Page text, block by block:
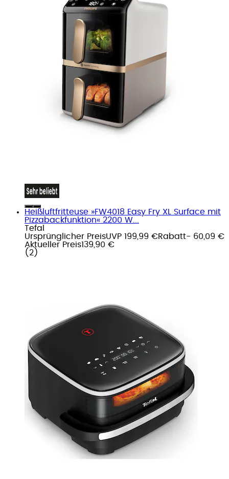
Heißluftfritteuse »FW4018 Easy Fry XL Surface mit
Pizzabackfunktion« 2200 W...
Tefal
Ursprünglicher PreisUVP 199,99 €Rabatt- 60,09 €
Aktueller Preis139,90 €
( 2 )